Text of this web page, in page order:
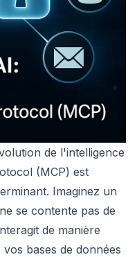
de l'intelligence
(MCP) est
Imaginez un
se contente pas de
de manière
bases de données